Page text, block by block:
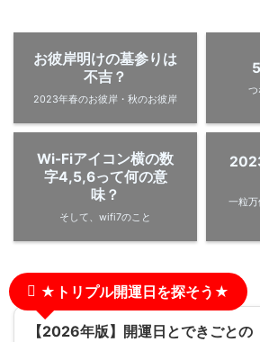
お彼岸明けの墓参りは
不吉？
2023年春のお彼岸・秋のお彼岸
つ
Wi-Fiアイコン横の数
字4,5,6って何の意
味？
そして、wifi7のこと
一粒
★トリプル開運日を探そう★
【2026年版】開運日とできごとの